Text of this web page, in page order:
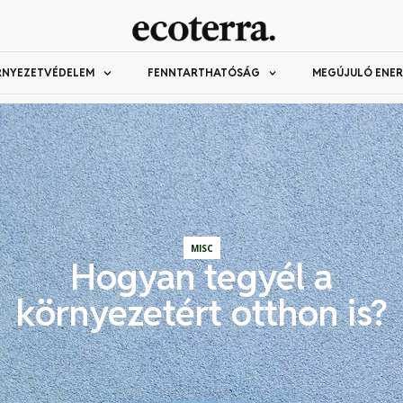
FENNTARTHATÓSÁG MEGÚJULÓ
MISC
Hogyan tegyél a
környezetért otthon is?